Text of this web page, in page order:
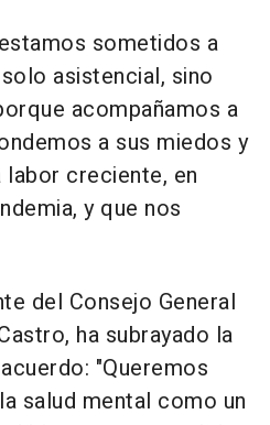
sometidos a
asistencial, sino
acompañamos a
a sus miedos y
labor creciente, en
y que nos
del Consejo General
ha subrayado la
"Queremos
salud mental como un